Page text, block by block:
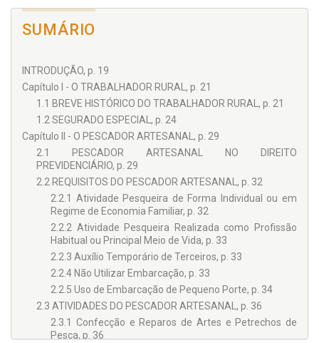
SUMÁRIO
INTRODUÇÃO, p. 19
Capítulo I - O TRABALHADOR RURAL, p. 21
1.1 BREVE HISTÓRICO DO TRABALHADOR RURAL, p. 21
1.2 SEGURADO ESPECIAL, p. 24
Capítulo II - O PESCADOR ARTESANAL, p. 29
2.1 PESCADOR ARTESANAL NO DIREITO
PREVIDENCIÁRIO, p. 29
2.2 REQUISITOS DO PESCADOR ARTESANAL, p. 32
2.2.1 Atividade Pesqueira de Forma Individual ou em
Regime de Economia Familiar, p. 32
2.2.2 Atividade Pesqueira Realizada como Profissão
Habitual ou Principal Meio de Vida, p. 33
2.2.3 Auxílio Temporário de Terceiros, p. 33
2.2.4 Não Utilizar Embarcação, p. 33
2.2.5 Uso de Embarcação de Pequeno Porte, p. 34
2.3 ATIVIDADES DO PESCADOR ARTESANAL, p. 36
2.3.1 Confecção e Reparos de Artes e Petrechos de
Pesca, p. 36